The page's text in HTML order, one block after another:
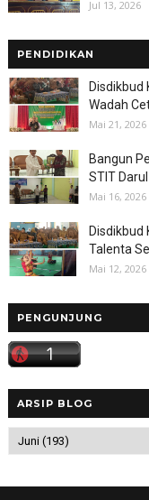
Jul 13, 2026
PENDIDIKAN
Disdikbud
Wadah
Mai 21, 2026
Bangun
STIT
Mai 16, 2026
Disdikbud
Talenta
Mai 12, 2026
PENGUNJUNG
ARSIP BLOG